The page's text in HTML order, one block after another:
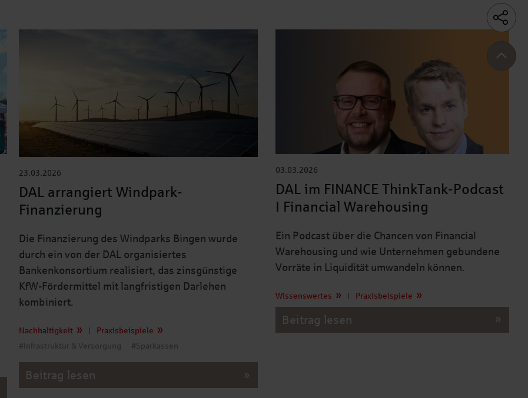
23.03.2026
DAL arrangiert Windpark-
Finanzierung
Die Finanzierung des Windparks Bingen wurde
durch ein von der DAL organisiertes
Bankenkonsortium realisiert, das zinsgünstige
KfW-Fördermittel mit langfristigen Darlehen
kombiniert.
Nachhaltigkeit
Praxisbeispiele
#Infrastruktur & Versorgung
#Sparkassen
Beitrag lesen
03.03.2026
DAL im FINANCE ThinkTank-Podcast
I Financial Warehousing
Ein Podcast über die Chancen von Financial
Warehousing und wie Unternehmen gebundene
Vorräte in Liquidität umwandeln können.
Wissenswertes | Praxisbeispiele
Beitrag lesen